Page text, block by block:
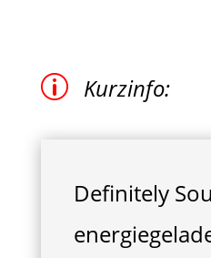
p Kurzinfo:
Definitely